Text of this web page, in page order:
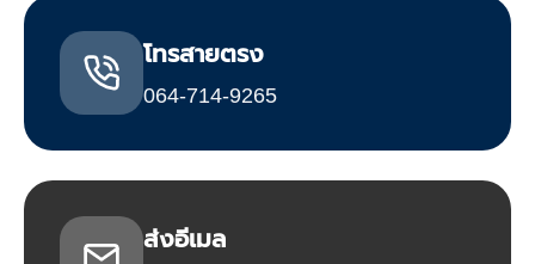
โทรสายตรง
064-714-9265
ส่งอีเมล